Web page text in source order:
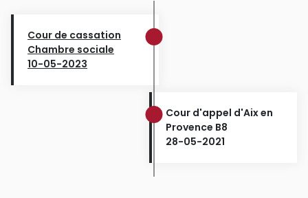
Cour de cassation
Chambre sociale
10-05-2023
Cour d'appel d'Aix en
Provence B8
28-05-2021